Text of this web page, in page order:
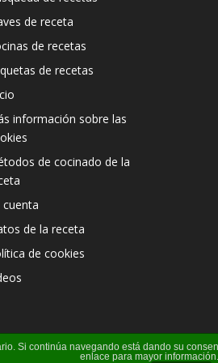
de receta
de recetas
de recetas
información sobre las
de cocinado de la
cuenta
de la receta
de cookies
Si continúa navegando está dando su
enlace para mayor información.